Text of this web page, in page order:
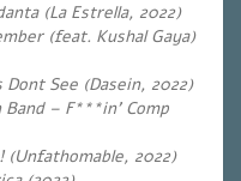
(La Estrella, 2022)
(feat. Kushal Gaya)
See (Dasein, 2022)
– F***in’ Comp
(Unfathomable, 2022)